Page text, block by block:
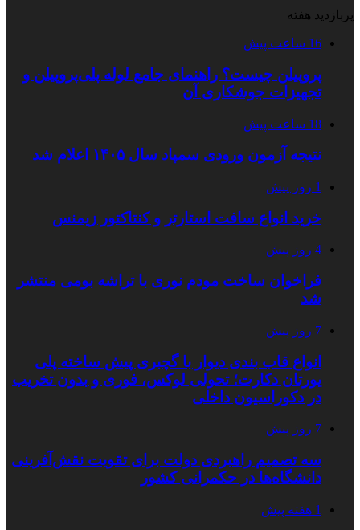
پربازدید هفته
16 ساعت پیش
پروپیلن چیست؟ راهنمای جامع لوله پلی‌پروپیلن و
تجهیزات جوشکاری آن
18 ساعت پیش
نتیجه آزمون ورودی سمپاد سال ۱۴۰۵ اعلام شد
1 روز پیش
خرید انواع سافت استارتر و کنتاکتور زیمنس
4 روز پیش
فراخوان ساخت مودم نوری با تراشه بومی منتشر
شد
7 روز پیش
انواع قاب بندی دیوار با گچبری پیش ساخته پلی
یورتان دکارت؛ تحولی لوکس، فوری و بدون تخریب
در دکوراسیون داخلی
7 روز پیش
سه تصمیم راهبردی دولت برای تقویت نقش‌آفرینی
دانشگاه‌ها در حکمرانی کشور
1 هفته پیش